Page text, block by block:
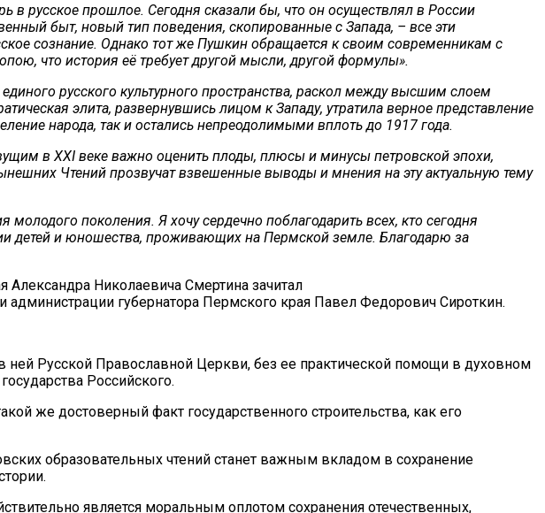
в русское прошлое. Сегодня сказали бы, что он осуществлял в России
быт, новый тип поведения, скопированные с Запада, – все эти
сознание. Однако тот же Пушкин обращается к своим современникам с
что история её требует другой мысли, другой формулы».
русского культурного пространства, раскол между высшим слоем
элита, развернувшись лицом к Западу, утратила верное представление
народа, так и остались непреодолимыми вплоть до 1917 года.
в XXI веке важно оценить плоды, плюсы и минусы петровской эпохи,
Чтений прозвучат взвешенные выводы и мнения на эту актуальную тему
поколения. Я хочу сердечно поблагодарить всех, кто сегодня
детей и юношества, проживающих на Пермской земле. Благодарю за
Александра Николаевича Смертина зачитал
губернатора Пермского края Павел Федорович Сироткин.
ней Русской Православной Церкви, без ее практической помощи в духовном
Российского.
же достоверный факт государственного строительства, как его
образовательных чтений станет важным вкладом в сохранение
является моральным оплотом сохранения отечественных,